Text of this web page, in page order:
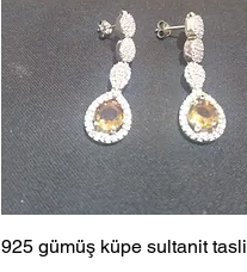
925 gümüş küpe sultanit tasli